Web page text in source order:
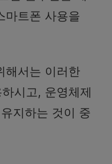
마트폰 사용을
해서는 이러한
시고, 운영체제
지하는 것이 중